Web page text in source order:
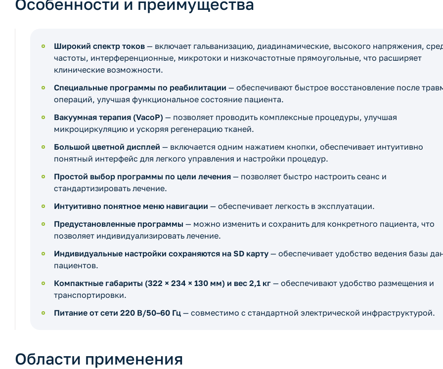
Особенности и преимущества
Широкий спектр токов — включает гальванизацию, диадинамические, высокого напряжения,
частоты, интерференционные, микротоки и низкочастотные прямоугольные, что расширяет
клинические возможности.
Специальные программы по реабилитации — обеспечивают быстрое восстановление после
операций, улучшая функциональное состояние пациента.
Вакуумная терапия (VacoP) — позволяет проводить комплексные процедуры, улучшая
микроциркуляцию и ускоряя регенерацию тканей.
Большой цветной дисплей — включается одним нажатием кнопки, обеспечивает интуитивно
понятный интерфейс для легкого управления и настройки процедур.
Простой выбор программы по цели лечения — позволяет быстро настроить сеанс и
стандартизировать лечение.
Интуитивно понятное меню навигации — обеспечивает легкость в эксплуатации.
Предустановленные программы — можно изменить и сохранить для конкретного пациента, что
позволяет индивидуализировать лечение.
Индивидуальные настройки сохраняются на SD карту — обеспечивает удобство ведения базы
пациентов.
Компактные габариты (322 × 234 × 130 мм) и вес 2,1 кг — обеспечивают удобство размещения и
транспортировки.
Питание от сети 220 В/50–60 Гц — совместимо с стандартной электрической инфраструктурой.
Области применения